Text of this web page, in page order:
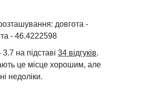
довгота -
- 46.4222598
3.7 на підставі 34 відгуків.
це місце хорошим, але
недоліки.